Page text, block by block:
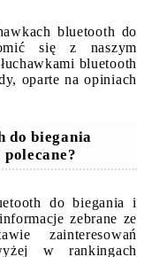
bluetooth do
się z naszym
bluetooth
oparte na opiniach
do biegania
do biegania i
zebrane ze
zainteresowań
w rankingach